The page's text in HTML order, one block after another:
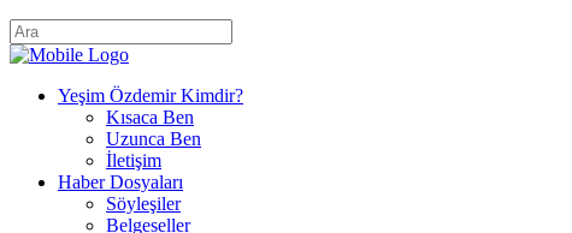
Yeşim Özdemir Kimdir?
Kısaca Ben
Uzunca Ben
İletişim
Haber Dosyaları
Söyleşiler
Belgeseller